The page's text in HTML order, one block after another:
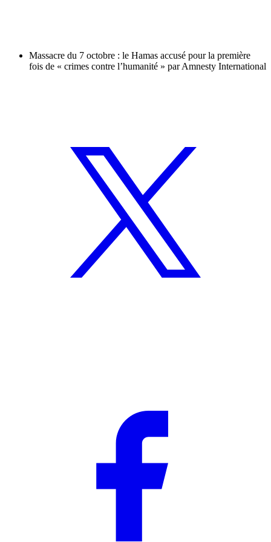
Massacre du 7 octobre : le Hamas accusé pour la première
fois de « crimes contre l’humanité » par Amnesty International